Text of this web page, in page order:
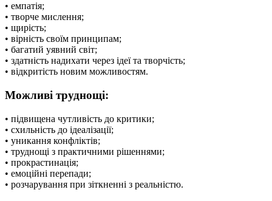
• емпатія;
• творче мислення;
• щирість;
• вірність своїм принципам;
• багатий уявний світ;
• здатність надихати через ідеї та творчість;
• відкритість новим можливостям.
Можливі труднощі:
• підвищена чутливість до критики;
• схильність до ідеалізації;
• уникання конфліктів;
• труднощі з практичними рішеннями;
• прокрастинація;
• емоційні перепади;
• розчарування при зіткненні з реальністю.